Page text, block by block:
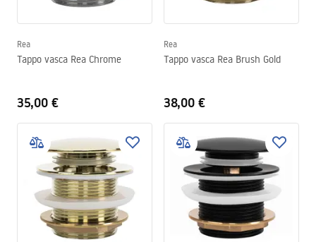
Rea
Tappo vasca Rea Chrome
35,00 €
Rea
Tappo vasca Rea Brush Gold
38,00 €